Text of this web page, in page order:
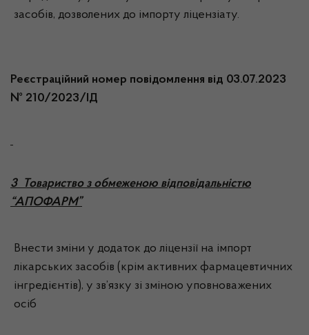
засобів, дозволених до імпорту ліцензіату.
Реєстраційний номер повідомлення від 03.07.2023
№ 210/2023/ІД
3
Товариство з обмеженою відповідальністю
“АПОФАРМ”
Внести зміни у додаток до ліцензії на імпорт
лікарських засобів (крім активних фармацевтичних
інгредієнтів), у зв’язку зі зміною уповноважених
осіб